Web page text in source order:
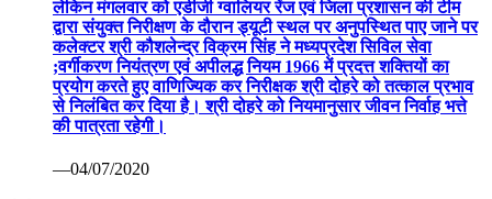
लेकिन मंगलवार को एडीजी ग्वालियर रेंज एवं जिला प्रशासन की टीम
द्वारा संयुक्त निरीक्षण के दौरान ड्यूटी स्थल पर अनुपस्थित पाए जाने पर
कलेक्टर श्री कौशलेन्द्र विक्रम सिंह ने मध्यप्रदेश सिविल सेवा
;वर्गीकरण नियंत्रण एवं अपीलद्ध नियम 1966 में प्रदत्त शक्तियों का
प्रयोग करते हुए वाणिज्यिक कर निरीक्षक श्री दोहरे को तत्काल प्रभाव
से निलंबित कर दिया है। श्री दोहरे को नियमानुसार जीवन निर्वाह भत्ते
की पात्रता रहेगी।
—04/07/2020